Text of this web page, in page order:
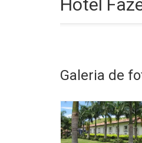
Hotel
Galeria de